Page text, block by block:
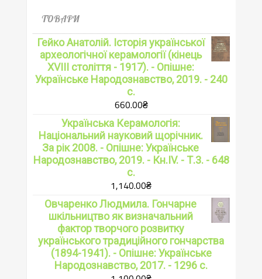
ТОВАРИ
Гейко Анатолій. Історія української
археологічної керамології (кінець
XVIII століття - 1917). - Опішне:
Українське Народознавство, 2019. - 240
с.
660.00₴
Українська Керамологія:
Національний науковий щорічник.
За рік 2008. - Опішне: Українське
Народознавство, 2019. - Кн.IV. - Т.3. - 648
с.
1,140.00₴
Овчаренко Людмила. Гончарне
шкільництво як визначальний
фактор творчого розвитку
українського традиційного гончарства
(1894-1941). - Опішне: Українське
Народознавство, 2017. - 1296 с.